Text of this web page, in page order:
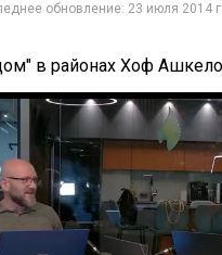
обновление: 23 июля 2014
в районах Хоф